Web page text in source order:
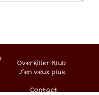
J’en veux plus
–
Overkiller Klub
–
Contact